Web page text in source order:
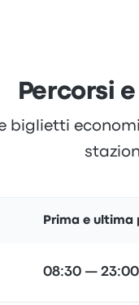
Percorsi
biglietti
Prima e ultima
08:30 — 23:00